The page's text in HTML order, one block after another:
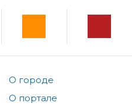
О городе
О портале